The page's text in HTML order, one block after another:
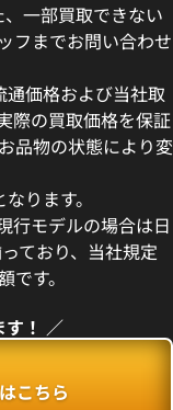
価格
月9日時点の参考買
一部買取できない
フまでお問い合わせ
価格および当社取
際の買取価格を保証
品物の状態により変
ります。
行モデルの場合は日
ており、当社規定
す。
す！ ／
こちら